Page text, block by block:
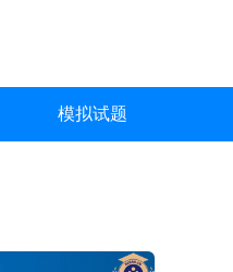
模拟试题